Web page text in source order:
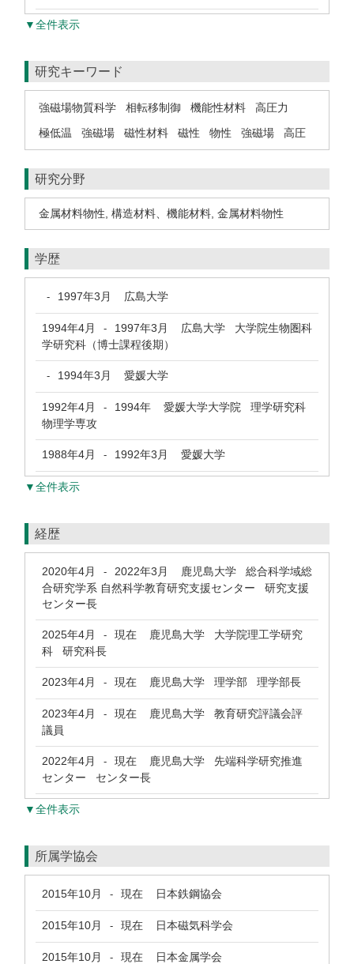
▼全件表示
研究キーワード
強磁場物質科学 相転移制御 機能性材料
高圧力
極低温
強磁場 磁性材料 磁性 物性 強磁場 高圧
研究分野
金属材料物性 構造材料、機能材料 金属材料物性
学歴
- 1997年3月 広島大学
1994年4月 - 1997年3月
広島大学 大学院生物圏科
学研究科（博士課程後期）
- 1994年3月 愛媛大学
1992年4月 - 1994年 愛媛大学大学院 理学研究科
物理学専攻
1988年4月 - 1992年3月 愛媛大学
▼全件表示
経歴
2020年4月 - 2022年3月
鹿児島大学 総合科学域総
合研究学系 自然科学教育研究支援センター 研究支援
センター長
2025年4月 - 現在 鹿児島大学 大学院理工学研究
科 研究科長
2023年4月 - 現在 鹿児島大学 理学部 理学部長
2023年4月 - 現在 鹿児島大学 教育研究評議会評
議員
2022年4月 - 現在 鹿児島大学 先端科学研究推進
センター センター長
▼全件表示
所属学協会
2015年10月 - 現在 日本鉄鋼協会
2015年10月 - 現在 日本磁気科学会
2015年10月 - 現在 日本金属学会